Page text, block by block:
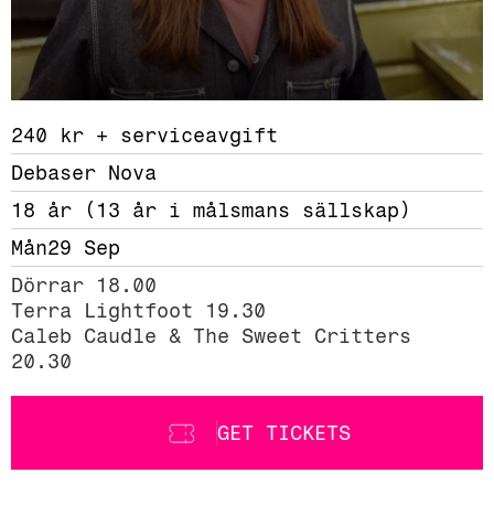
240 kr + serviceavgift
Debaser Nova
18 år (13 år i målsmans sällskap)
Mån29 Sep
Dörrar 18.00
Terra Lightfoot 19.30
Caleb Caudle & The Sweet Critters
20.30
GET TICKETS